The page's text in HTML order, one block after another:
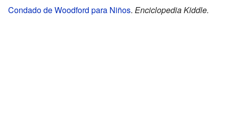
Condado de Woodford para Niños. Enciclopedia Kiddle.